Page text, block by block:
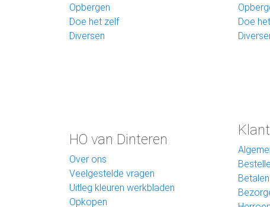
Opbergen
Doe het zelf
Diversen
Doe
HO van Dinteren
Over ons
Veelgestelde vragen
Uitleg kleuren werkbladen
Opkopen
Betalen